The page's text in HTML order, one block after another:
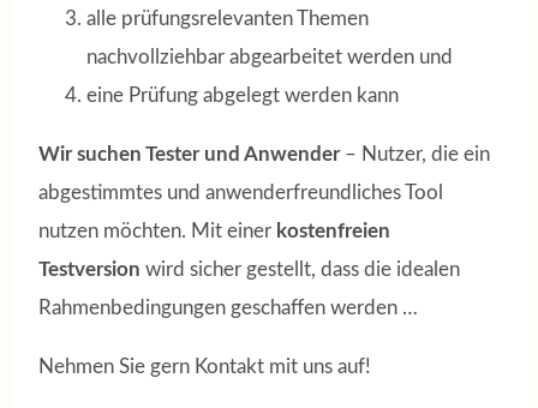
alle prüfungsrelevanten Themen
nachvollziehbar abgearbeitet werden und
eine Prüfung abgelegt werden kann
Wir suchen Tester und Anwender– Nutzer, die ein
abgestimmtes und anwenderfreundliches Tool
nutzen möchten. Mit einer kostenfreien
Testversion wird sicher gestellt, dass die idealen
Rahmenbedingungen geschaffen werden …
Nehmen Sie gern Kontakt mit uns auf!